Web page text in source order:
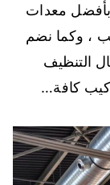
معدات
، وكما نضم
التنظيف
كافة…